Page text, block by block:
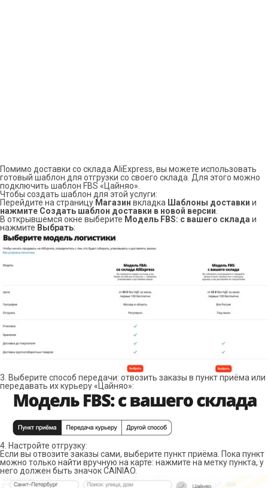
Помимо доставки со склада AliExpress, вы можете использовать
готовый шаблон для отгрузки со своего склада. Для этого можно
подключить шаблон FBS «Цайняо».
Чтобы создать шаблон для этой услуги:
Перейдите на страницу Магазин вкладка Шаблоны доставки и
нажмите Создать шаблон доставки в новой версии
В открывшемся окне выберите Модель FBS: с вашего склада и
нажмите Выбрать:
3. Выберите способ передачи: отвозить заказы в пункт приёма или
передавать их курьеру «Цайняо»:
4. Настройте отгрузку:
Если вы отвозите заказы сами, выберите пункт приёма. Пока пункт
можно только найти вручную на карте: нажмите на метку пункта, у
него должен быть значок CAINIAO.